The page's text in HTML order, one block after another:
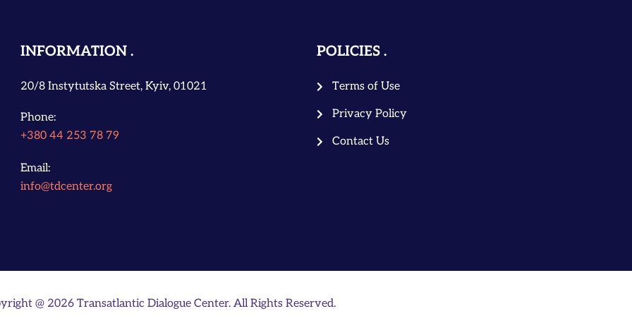
INFORMATION
20/8 Instytutska Street, Kyiv, 01021
Phone:
+380 44 253 78 79
Email:
info@tdcenter.org
POLICIES
Terms of Use
Privacy Policy
Contact Us
@ 2026 Transatlantic Dialogue Center. All Rights Reserved.